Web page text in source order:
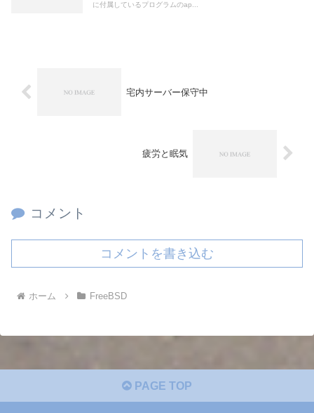
に付属しているプログラムのap...
宅内サーバー保守中
疲労と眠気
コメント
コメントを書き込む
ホーム FreeBSD
PAGE TOP